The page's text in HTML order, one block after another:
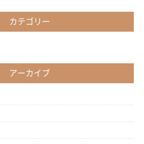
カテゴリー
アーカイブ